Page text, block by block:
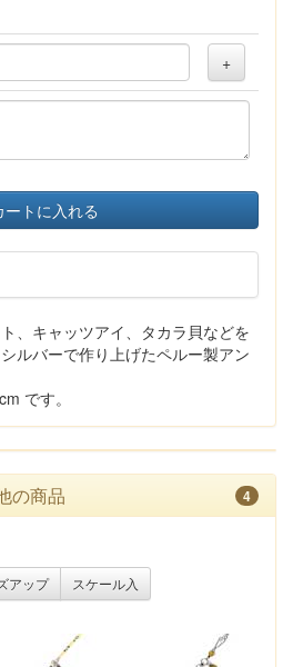
+
ートに入れる
、キャッツアイ、タカラ貝などを
ルバーで作り上げたペルー製アン
です。
の商品 4
アップ
スケール入